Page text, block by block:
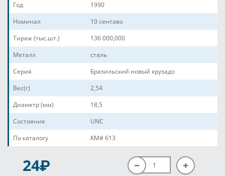
Год
1990
Номинал
10 сентаво
Тираж (тыс.шт.)
136 000,000
Металл
сталь
Серия
Бразильский новый крузадо
Вес(г)
2,54
Диаметр (мм)
18,5
Состояние
UNC
По каталогу
KM# 613
24P